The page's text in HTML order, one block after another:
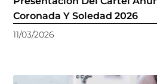
Coronada Y Soledad 2026
11/03/2026